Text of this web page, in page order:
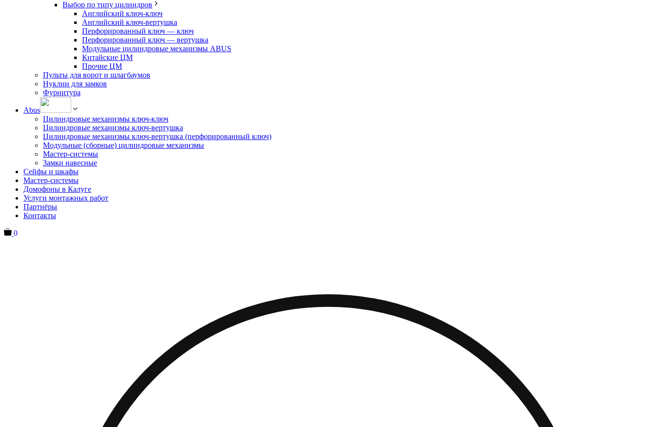
Выбор по типу цилиндров
Английский ключ-ключ
Английский ключ-вертушка
Перфорированный ключ — ключ
Перфорированный ключ — вертушка
Модульные цилиндровые механизмы ABUS
Китайские ЦМ
Прочие ЦМ
Пульты для ворот и шлагбаумов
Нуклии для замков
Фурнитура
Abus
Цилиндровые механизмы ключ-ключ
Цилиндровые механизмы ключ-вертушка
Цилиндровые механизмы ключ-вертушка (перфорированный ключ)
Модульные (сборные) цилиндровые механизмы
Мастер-системы
Замки навесные
Сейфы и шкафы
Мастер-системы
Домофоны в Калуге
Услуги монтажных работ
Партнёры
Контакты
0